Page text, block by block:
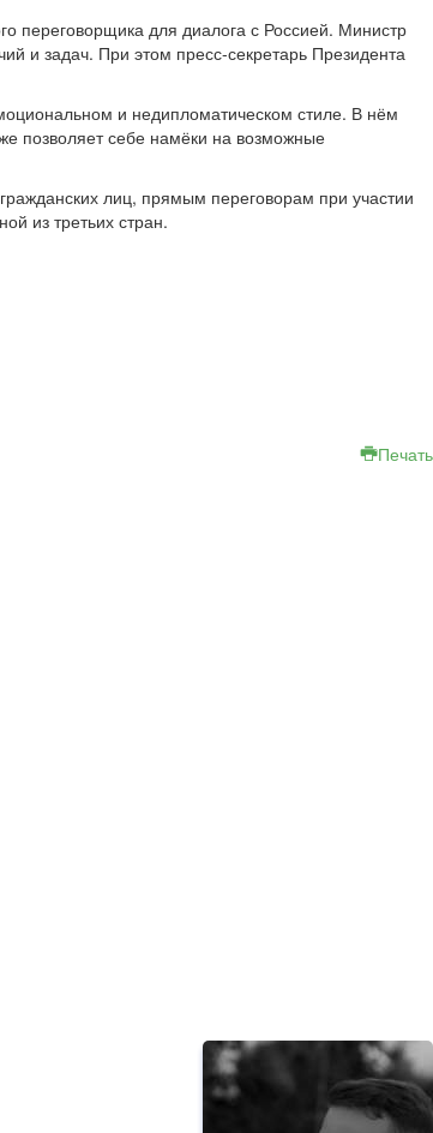
переговорщика для диалога с Россией. Министр
и задач. При этом пресс-секретарь Президента
и недипломатическом стиле. В нём
позволяет себе намёки на возможные
лиц, прямым переговорам при участии
из третьих стран.
Печать